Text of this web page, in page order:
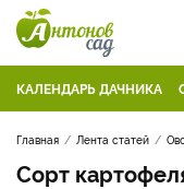
КАЛЕНДАРЬ ДАЧНИКА
Главная Лента статей
Сорт